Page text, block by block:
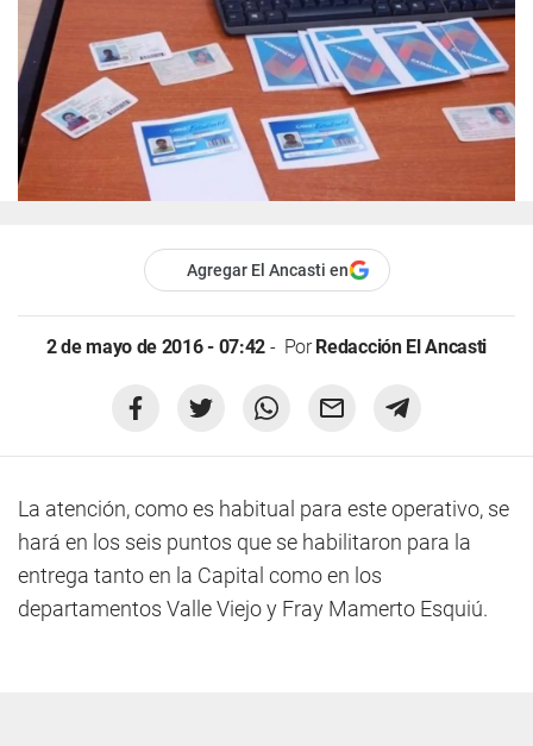
Agregar El Ancasti en
2 de mayo de 2016 - 07:42 PorRedacción El Ancasti
La atención, como es habitual para este operativo, se
hará en los seis puntos que se habilitaron para la
entrega tanto en la Capital como en los
departamentos Valle Viejo y Fray Mamerto Esquiú.